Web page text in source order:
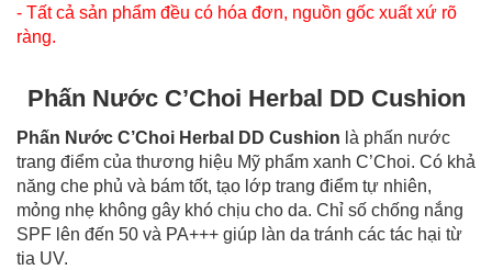
- Tất cả sản phẩm đều có hóa đơn, nguồn gốc xuất xứ rõ
ràng.
Phấn Nước C’Choi Herbal DD Cushion
Phấn Nước C’Choi Herbal DD Cushion là phấn nước
trang điểm của thương hiệu Mỹ phẩm xanh C’Choi. Có khả
năng che phủ và bám tốt, tạo lớp trang điểm tự nhiên,
mỏng nhẹ không gây khó chịu cho da. Chỉ số chống nắng
SPF lên đến 50 và PA+++ giúp làn da tránh các tác hại từ
tia UV.